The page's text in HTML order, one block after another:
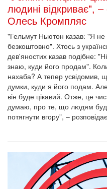
людині відкриває",
Олесь Кромпляс
"Гельмут Ньютон казав: "Я
безкоштовно". Хтось з
дев'яностих казав подібне:
знаю, куди його продам".
нахаба? А тепер усвідомив,
думки, куди я його подам.
він буде цікавий. Отже, це
думаю, про те, що людям
потягнути вгору", –